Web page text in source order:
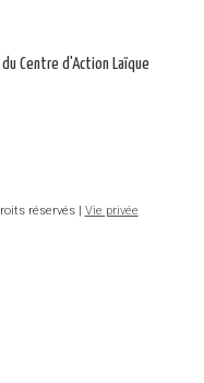
Centre d'Action Laïque
réservés | Vie privée